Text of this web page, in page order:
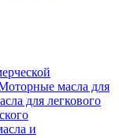
масла для
для легкового
и